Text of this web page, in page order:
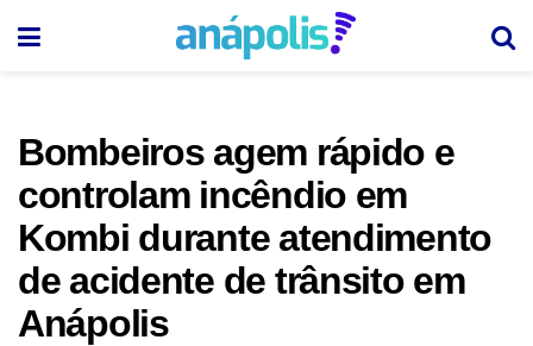
Bombeiros agem rápido e
controlam incêndio em
Kombi durante atendimento
de acidente de trânsito em
Anápolis